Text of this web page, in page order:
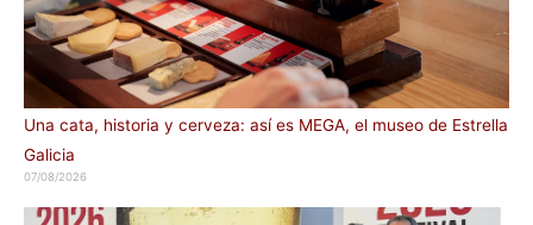
Una cata, historia y cerveza: así es MEGA, el museo de Estrella
Galicia
07/08/2026